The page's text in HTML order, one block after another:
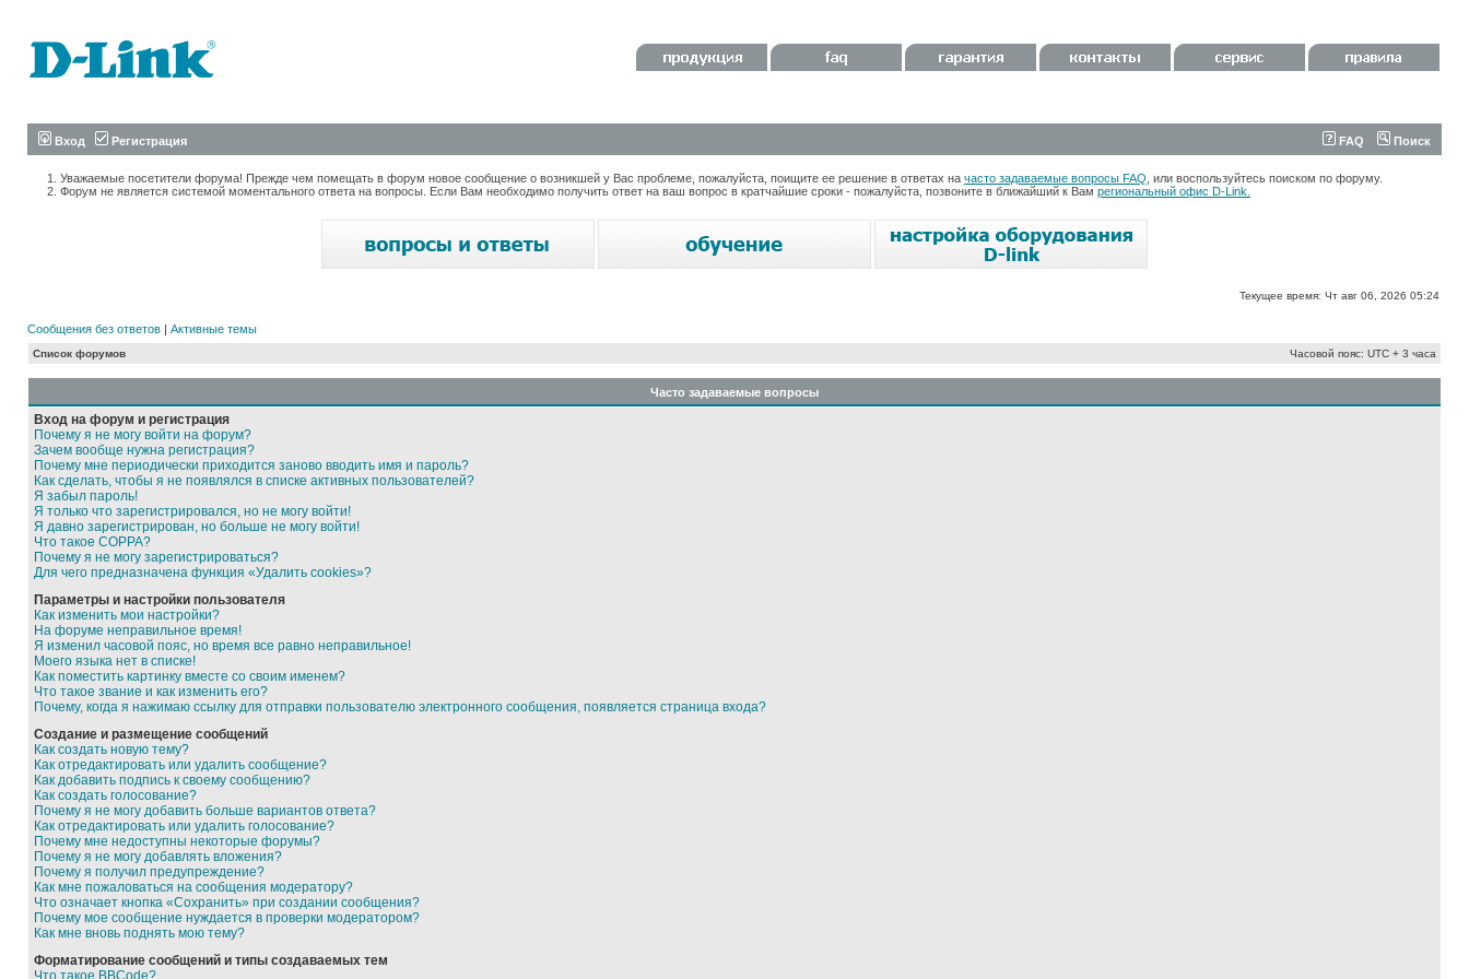
Вход Регистрация FAQ Поиск
Уважаемые посетители форума! Прежде чем помещать в форум новое сообщение о возникшей у Вас проблеме, пожалуйста, поищите ее решение в ответах на часто задаваемые вопросы FAQ , или воспользуйтесь поиском по форуму.
Форум не является системой моментального ответа на вопросы. Если Вам необходимо получить ответ на ваш вопрос в кратчайшие сроки - пожалуйста, позвоните в ближайший к Вам региональный офис D-Link.
Текущее время: Чт авг 06, 2026 05:24
Сообщения без ответов | Активные темы
Список форумов Часовой пояс: UTC + 3 часа
Часто задаваемые вопросы
Вход на форум и регистрация
Почему я не могу войти на форум?
Зачем вообще нужна регистрация?
Почему мне периодически приходится заново вводить имя и пароль?
Как сделать, чтобы я не появлялся в списке активных пользователей?
Я забыл пароль!
Я только что зарегистрировался, но не могу войти!
Я давно зарегистрирован, но больше не могу войти!
Что такое COPPA?
Почему я не могу зарегистрироваться?
Для чего предназначена функция «Удалить cookies»?
Параметры и настройки пользователя
Как изменить мои настройки?
На форуме неправильное время!
Я изменил часовой пояс, но время все равно неправильное!
Моего языка нет в списке!
Как поместить картинку вместе со своим именем?
Что такое звание и как изменить его?
Почему, когда я нажимаю ссылку для отправки пользователю электронного сообщения, появляется страница входа?
Создание и размещение сообщений
Как создать новую тему?
Как отредактировать или удалить сообщение?
Как добавить подпись к своему сообщению?
Как создать голосование?
Почему я не могу добавить больше вариантов ответа?
Как отредактировать или удалить голосование?
Почему мне недоступны некоторые форумы?
Почему я не могу добавлять вложения?
Почему я получил предупреждение?
Как мне пожаловаться на сообщения модератору?
Что означает кнопка «Сохранить» при создании сообщения?
Почему мое сообщение нуждается в проверки модератором?
Как мне вновь поднять мою тему?
Форматирование сообщений и типы создаваемых тем
Что такое BBCode?